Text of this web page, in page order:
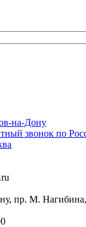
на-Дону
звонок по
пр. М.